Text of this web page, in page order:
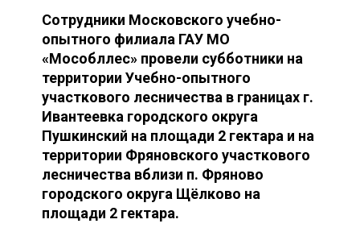
Сотрудники Московского учебно-
опытного филиала ГАУ МО
«Мособллес» провели субботники на
территории Учебно-опытного
участкового лесничества в границах г.
Ивантеевка городского округа
Пушкинский на площади 2 гектара и на
территории Фряновского участкового
лесничества вблизи п. Фряново
городского округа Щёлково на
площади 2 гектара.